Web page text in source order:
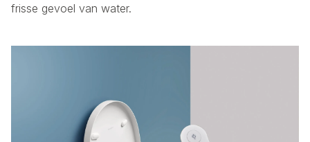
frisse gevoel van water.